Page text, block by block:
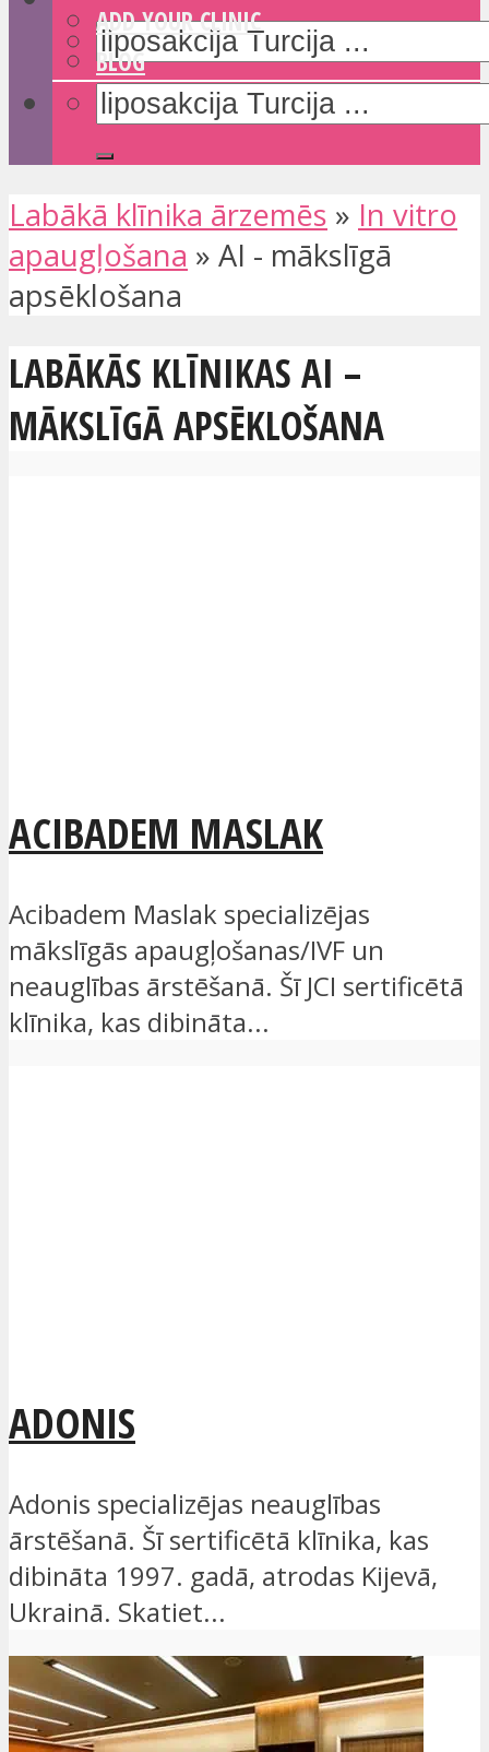
ADD YOUR CLINIC
BLOG
Labākā klīnika ārzemēs » In vitro
apaugļošana » AI - mākslīgā
apsēklošana
LABĀKĀS KLĪNIKAS AI –
MĀKSLĪGĀ APSĒKLOŠANA
ACIBADEM MASLAK
Acibadem Maslak specializējas
mākslīgās apaugļošanas/IVF un
neauglības ārstēšanā. Šī JCI sertificētā
klīnika, kas dibināta...
ADONIS
Adonis specializējas neauglības
ārstēšanā. Šī sertificētā klīnika, kas
dibināta 1997. gadā, atrodas Kijevā,
Ukrainā. Skatiet...